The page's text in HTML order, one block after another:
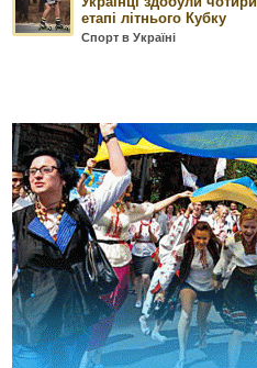
етапі літнього Кубку
Спорт в Україні